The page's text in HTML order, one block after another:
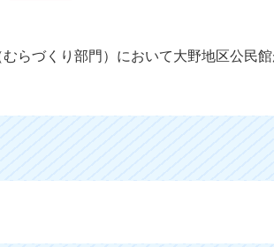
らづくり部門）において大野地区公民